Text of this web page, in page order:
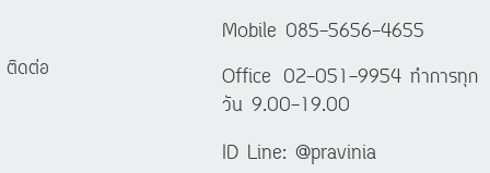
ติดต่อ
Mobile 085-5656-4655
Office 02-051-9954 ทำการทุก
วัน 9.00-19.00
ID Line: @pravinia